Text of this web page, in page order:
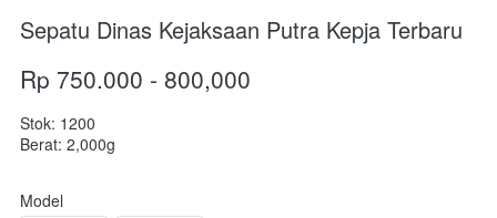
Sepatu Dinas Kejaksaan Putra Kepja Terbaru
Rp 750.000 - 800,000
Stok: 1200
Berat: 2,000g
Model